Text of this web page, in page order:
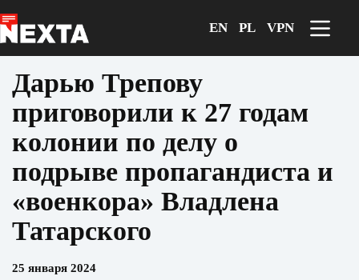
к
сути
EN PL VPN
Дарью Трепову
приговорили к 27 годам
колонии по делу о
подрыве пропагандиста и
«военкора» Владлена
Татарского
25 января 2024